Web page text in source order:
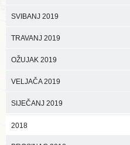
SVIBANJ 2019
TRAVANJ 2019
OŽUJAK 2019
VELJAČA 2019
SIJEČANJ 2019
2018